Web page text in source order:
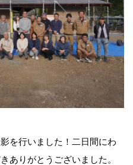
を行いました！二日間にわ
ありがとうございました。